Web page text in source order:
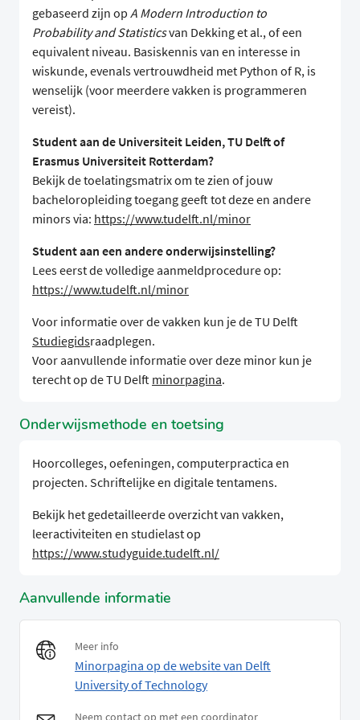
gebaseerd zijn op A Modern Introduction to
Probability and Statisticsvan Dekking et al., of een
equivalent niveau. Basiskennis van en interesse in
wiskunde, evenals vertrouwdheid met Python of R, is
wenselijk (voor meerdere vakken is programmeren
vereist).
Student aan de Universiteit Leiden, TU Delft of
Erasmus Universiteit Rotterdam?
Bekijk de toelatingsmatrix om te zien of jouw
bacheloropleiding toegang geeft tot deze en andere
minors via: https://www.tudelft.nl/minor
Student aan een andere onderwijsinstelling?
Lees eerst de volledige aanmeldprocedure op:
https://www.tudelft.nl/minor
Voor informatie over de vakken kun je de TU Delft
Studiegidsraadplegen.
Voor aanvullende informatie over deze minor kun je
terecht op de TU Delft minorpagina.
Onderwijsmethode en toetsing
Hoorcolleges, oefeningen, computerpractica en
projecten. Schriftelijke en digitale tentamens.
Bekijk het gedetailleerde overzicht van vakken,
leeractiviteiten en studielast op
https://www.studyguide.tudelft.nl/
Aanvullende informatie
Meer info
Minorpagina op de website van Delft
University of Technology
Neem contact op met een coordinator